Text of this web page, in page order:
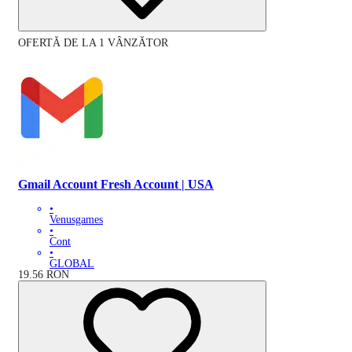
OFERTĂ DE LA 1 VÂNZĂTOR
Gmail Account Fresh Account | USA
•
Venusgames
•
Cont
•
GLOBAL
19.56 RON